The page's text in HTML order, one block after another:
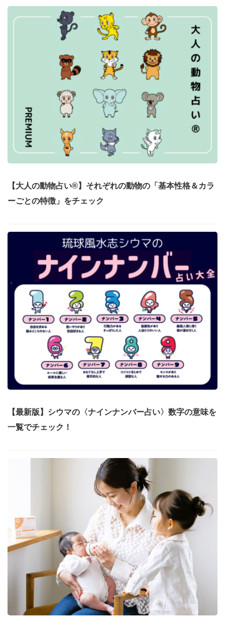
【大人の動物占い®】それぞれの動物の「基本性格＆カラ
ーごとの特徴」をチェック
【最新版】シウマの〈ナインナンバー占い〉数字の意味を
一覧でチェック！